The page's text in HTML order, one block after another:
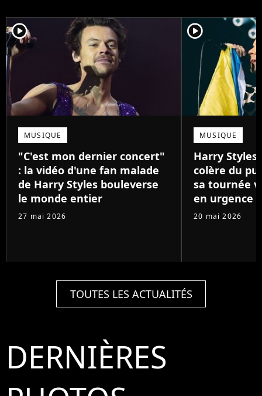
player2
MUSIQUE
"C'est mon dernier concert"
: la vidéo d'une fan malade
de Harry Styles bouleverse
le monde entier
27 mai 2026
player2
MUSIQUE
Harry Styles
colère du
sa tournée
en urgence
20 mai 2026
TOUTES LES ACTUALITÉS
DERNIÈRES